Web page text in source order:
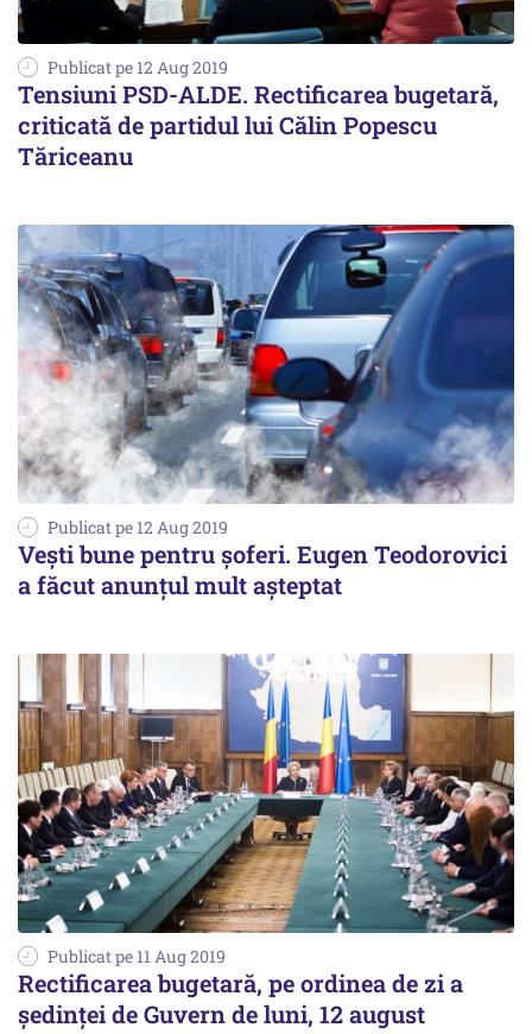
Publicat pe 12 Aug 2019
Tensiuni PSD-ALDE. Rectificarea bugetară,
criticată de partidul lui Călin Popescu
Tăriceanu
Publicat pe 12 Aug 2019
Veşti bune pentru şoferi. Eugen Teodorovici
a făcut anunţul mult aşteptat
Publicat pe 11 Aug 2019
Rectificarea bugetară, pe ordinea de zi a
şedinţei de Guvern de luni, 12 august